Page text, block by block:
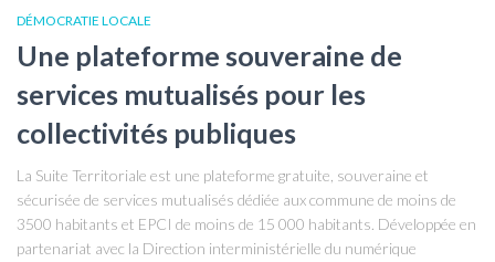
DÉMOCRATIE LOCALE
Une plateforme souveraine de
services mutualisés pour les
collectivités publiques
La Suite Territoriale est une plateforme gratuite, souveraine et
sécurisée de services mutualisés dédiée aux commune de moins de
3500 habitants et EPCI de moins de 15 000 habitants. Développée en
partenariat avec la Direction interministérielle du numérique